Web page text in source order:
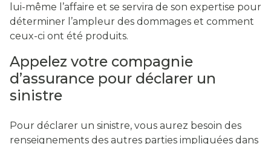
lui-même l’affaire et se servira de son expertise pour
déterminer l’ampleur des dommages et comment
ceux-ci ont été produits.
Appelez votre compagnie
d’assurance pour déclarer un
sinistre
Pour déclarer un sinistre, vous aurez besoin des
renseignements des autres parties impliquées dans